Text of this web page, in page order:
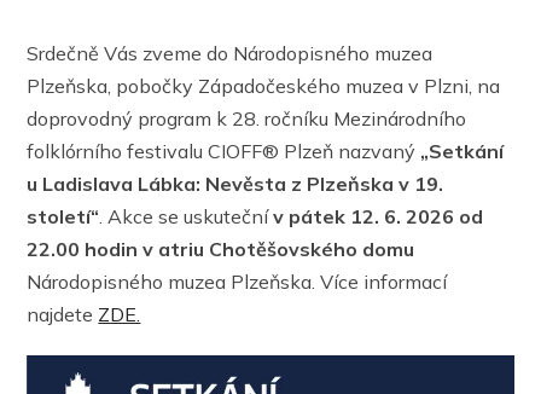
Srdečně Vás zveme do Národopisného muzea
Plzeňska, pobočky Západočeského muzea v Plzni, na
doprovodný program k 28. ročníku Mezinárodního
folklórního festivalu CIOFF® Plzeň nazvaný „Setkání
u Ladislava Lábka: Nevěsta z Plzeňska v 19.
století“. Akce se uskutečnív pátek 12. 6. 2026 od
22.00 hodin v atriu Chotěšovského domu
Národopisného muzea Plzeňska. Více informací
najdete ZDE.